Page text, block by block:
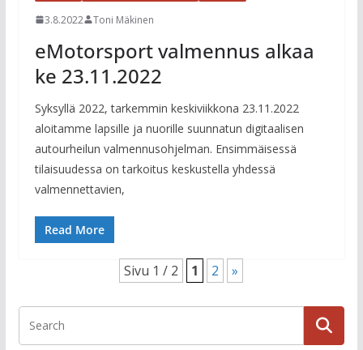
3.8.2022 Toni Mäkinen
eMotorsport valmennus alkaa
ke 23.11.2022
Syksyllä 2022, tarkemmin keskiviikkona 23.11.2022
aloitamme lapsille ja nuorille suunnatun digitaalisen
autourheilun valmennusohjelman. Ensimmäisessä
tilaisuudessa on tarkoitus keskustella yhdessä
valmennettavien,
Read More
Sivu 1 / 2 1 2 »